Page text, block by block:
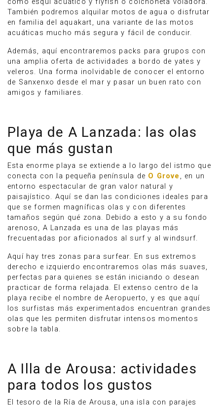
como esquí acuático y flyfish o colchoneta voladora.
También podremos alquilar motos de agua o disfrutar
en familia del aquakart, una variante de las motos
acuáticas mucho más segura y fácil de conducir.
Además, aquí encontraremos packs para grupos con
una amplia oferta de actividades a bordo de yates y
veleros. Una forma inolvidable de conocer el entorno
de Sanxenxo desde el mar y pasar un buen rato con
amigos y familiares.
Playa de A Lanzada: las olas
que más gustan
Esta enorme playa se extiende a lo largo del istmo que
conecta con la pequeña península de O Grove , en un
entorno espectacular de gran valor natural y
paisajístico. Aquí se dan las condiciones ideales para
que se formen magníficas olas y con diferentes
tamaños según qué zona. Debido a esto y a su fondo
arenoso, A Lanzada es una de las playas más
frecuentadas por aficionados al surf y al windsurf.
Aquí hay tres zonas para surfear. En sus extremos
derecho e izquierdo encontraremos olas más suaves,
perfectas para quienes se están iniciando o desean
practicar de forma relajada. El extenso centro de la
playa recibe el nombre de Aeropuerto, y es que aquí
los surfistas más experimentados encuentran grandes
olas que les permiten disfrutar intensos momentos
sobre la tabla.
A Illa de Arousa: actividades
para todos los gustos
El tesoro de la Ría de Arousa, una isla con parajes